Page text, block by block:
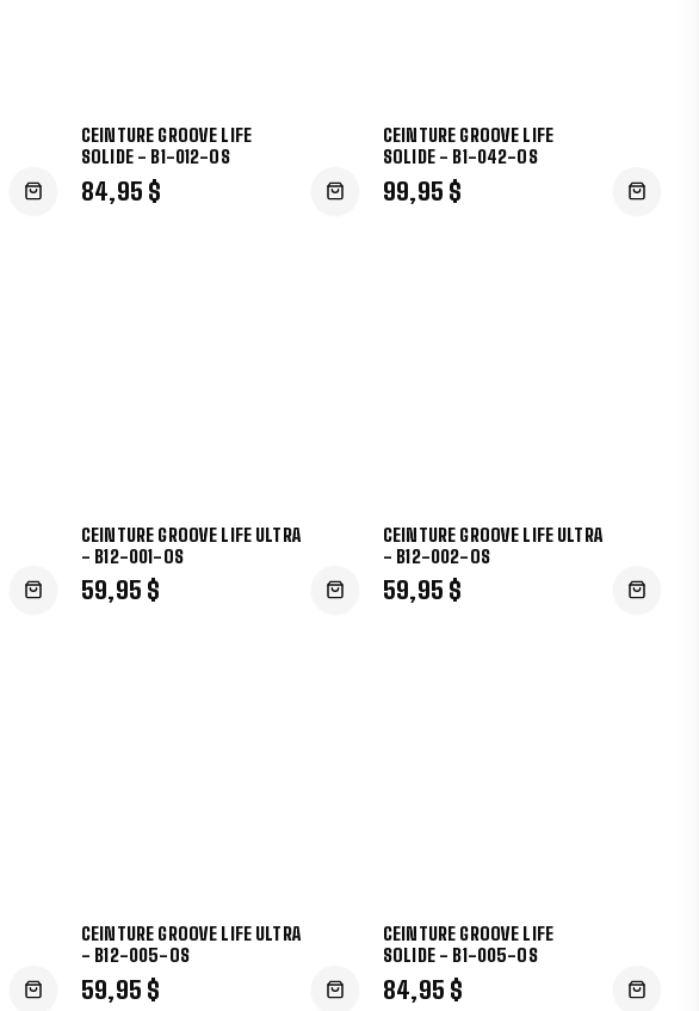
CEINTURE GROOVE LIFE
SOLIDE - B1-012-OS
84,95 $
CEINTURE GROOVE LIFE
SOLIDE - B1-042-OS
99,95 $
CEINTURE GROOVE LIFE ULTRA
- B12-001-OS
59,95 $
CEINTURE GROOVE LIFE ULTRA
- B12-002-OS
59,95 $
CEINTURE GROOVE LIFE ULTRA
- B12-005-OS
59,95 $
CEINTURE GROOVE LIFE
SOLIDE - B1-005-OS
84,95 $